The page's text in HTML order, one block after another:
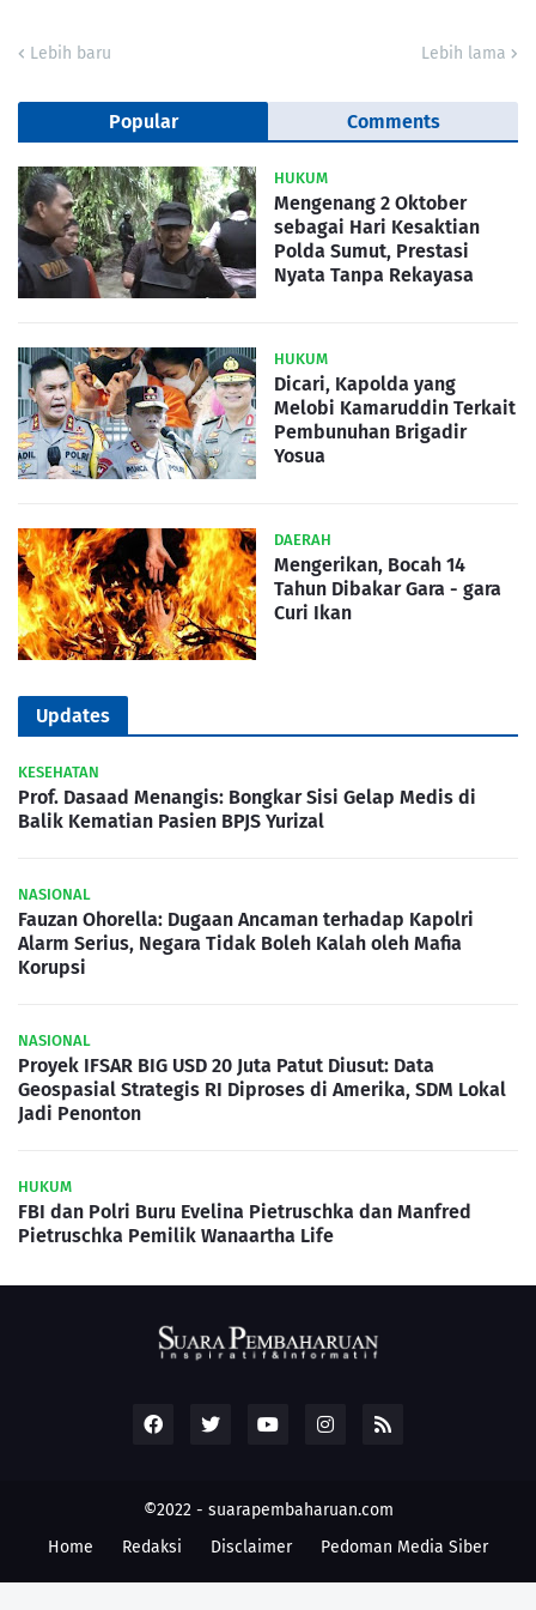
Lebih baru Lebih lama
Popular Comments
HUKUM
Mengenang 2 Oktober
sebagai Hari Kesaktian
Polda Sumut, Prestasi
Nyata Tanpa Rekayasa
HUKUM
Dicari, Kapolda yang
Melobi Kamaruddin Terkait
Pembunuhan Brigadir
Yosua
DAERAH
Mengerikan, Bocah 14
Tahun Dibakar Gara - gara
Curi Ikan
Updates
KESEHATAN
Prof. Dasaad Menangis: Bongkar Sisi Gelap Medis di
Balik Kematian Pasien BPJS Yurizal
NASIONAL
Fauzan Ohorella: Dugaan Ancaman terhadap Kapolri
Alarm Serius, Negara Tidak Boleh Kalah oleh Mafia
Korupsi
NASIONAL
Proyek IFSAR BIG USD 20 Juta Patut Diusut: Data
Geospasial Strategis RI Diproses di Amerika, SDM Lokal
Jadi Penonton
HUKUM
FBI dan Polri Buru Evelina Pietruschka dan Manfred
Pietruschka Pemilik Wanaartha Life
©2022 - suarapembaharuan.com
Home
Redaksi Disclaimer Pedoman Media Siber